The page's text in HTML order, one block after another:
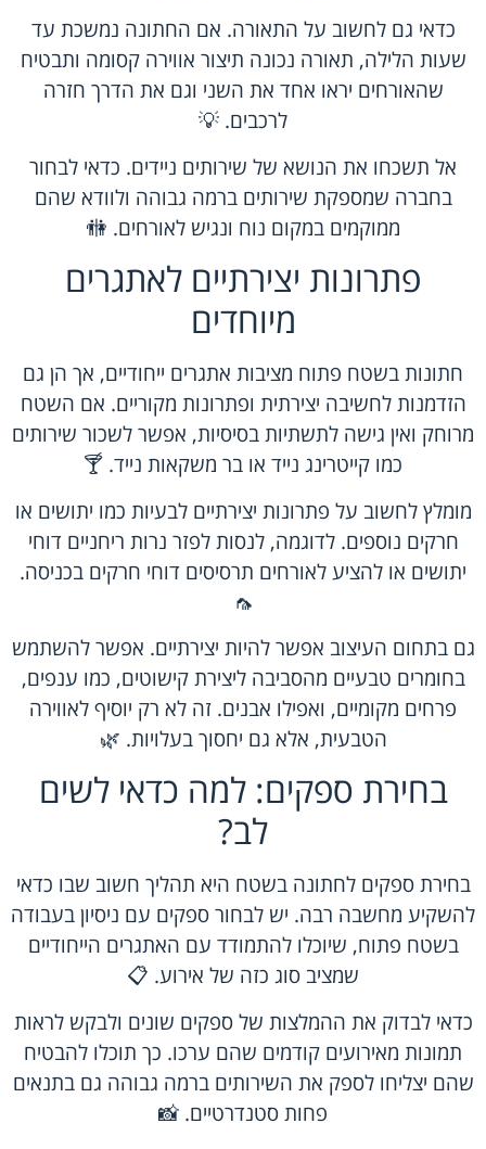
כדאי גם לחשוב על התאורה. אם החתונה נמשכת עד
שעות הלילה, תאורה נכונה תיצור אווירה קסומה ותבטיח
שהאורחים יראו אחד את השני וגם את הדרך חזרה
לרכבים. 💡
אל תשכחו את הנושא של שירותים ניידים. כדאי לבחור
בחברה שמספקת שירותים ברמה גבוהה ולוודא שהם
ממוקמים במקום נוח ונגיש לאורחים. 🚻
פתרונות יצירתיים לאתגרים
מיוחדים
חתונות בשטח פתוח מציבות אתגרים ייחודיים, אך הן גם
הזדמנות לחשיבה יצירתית ופתרונות מקוריים. אם השטח
מרוחק ואין גישה לתשתיות בסיסיות, אפשר לשכור שירותים
כמו קייטרינג נייד או בר משקאות נייד. 🍸
מומלץ לחשוב על פתרונות יצירתיים לבעיות כמו יתושים או
חרקים נוספים. לדוגמה, לנסות לפזר נרות ריחניים דוחי
יתושים או להציע לאורחים תרסיסים דוחי חרקים בכניסה.
🦟
גם בתחום העיצוב אפשר להיות יצירתיים. אפשר להשתמש
בחומרים טבעיים מהסביבה ליצירת קישוטים, כמו ענפים,
פרחים מקומיים, ואפילו אבנים. זה לא רק יוסיף לאווירה
הטבעית, אלא גם יחסוך בעלויות. 🌿
בחירת ספקים: למה כדאי לשים
לב?
בחירת ספקים לחתונה בשטח היא תהליך חשוב שבו כדאי
להשקיע מחשבה רבה. יש לבחור ספקים עם ניסיון בעבודה
בשטח פתוח, שיוכלו להתמודד עם האתגרים הייחודיים
שמציב סוג כזה של אירוע. 📋
כדאי לבדוק את ההמלצות של ספקים שונים ולבקש לראות
תמונות מאירועים קודמים שהם ערכו. כך תוכלו להבטיח
שהם יצליחו לספק את השירותים ברמה גבוהה גם בתנאים
פחות סטנדרטיים. 📸